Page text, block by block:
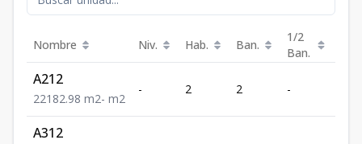
Nombre Niv. Hab. Ban.
1/2
Ban.
A212
221 82.98 m2- m2
- 2 2 -
A312